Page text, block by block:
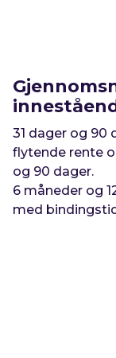
31 dager og 90
flytende rente
og 90 dager.
6 måneder og
med